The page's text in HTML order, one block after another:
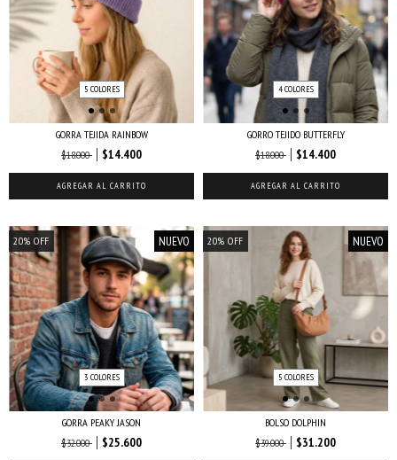
5 COLORES
GORRA TEJIDA RAINBOW
$18.000
$14.400
AGREGAR AL CARRITO
4 COLORES
GORRO TEJIDO BUTTERFLY
$18.000
$14.400
AGREGAR AL CARRITO
20% OFF NUEVO
3 COLORES
GORRA PEAKY JASON
$32.000
$25.600
20% OFF NUEVO
5 COLORES
BOLSO DOLPHIN
$39.000
$31.200